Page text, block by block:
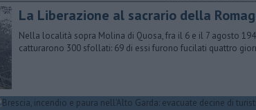
La Liberazione al sacrario della
Nella località sopra Molina di Quosa, fra il 6 e il 7 agosto
catturarono 300 sfollati: 69 di essi furono fucilati quattro